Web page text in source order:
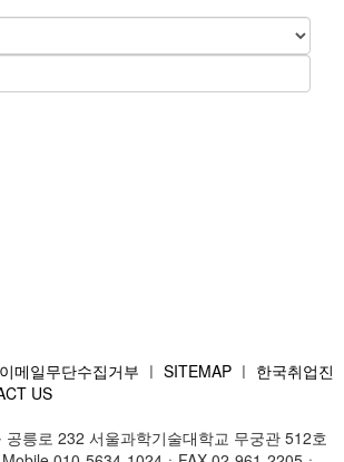
이메일무단수집거부 ㅣ SITEMAP ㅣ 한국취업진
US
릉로 232 서울과학기술대학교 무궁관 512호